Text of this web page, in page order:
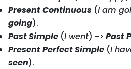
Present Continuous (I am
going).
Past Simple (I went) ->Past
Present Perfect Simple (I
seen).